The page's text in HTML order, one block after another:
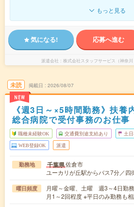
もっと見る
気になる! 応募へ進む
派遣会社 株式会社スタッフサービス（神奈川
未読
NEW
掲載日 2026/08/07
《週3日～×5時間勤務》扶養
総合病院で受付事務のお仕事
職種未経験OK 交通費別途支給あり 土
WEB登録OK 派遣
勤務地 千葉県佐倉市
ユーカリが丘駅からバス7分／四
曜日頻度
月曜～金曜、土曜 週3～4日勤
月1～2回程度 ※平日のみ勤務も